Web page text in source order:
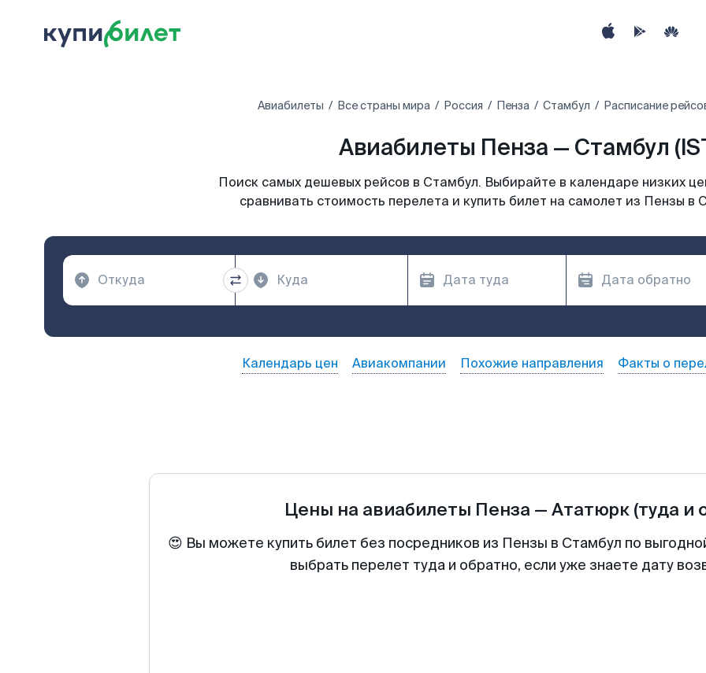
Авиабилеты Все страны мира Россия Пенза Стамбул Расписание
Авиабилеты Пенза — Стамбул
Поиск самых дешевых рейсов в Стамбул. Выбирайте в календаре низких
сравнивать стоимость перелета и купить билет на самолет из Пензы в
Календарь цен Авиакомпании Похожие направления Факты о
Цены на авиабилеты Пенза — Ататюрк (туда и
😍 Вы можете купить билет без посредников из Пензы в Стамбул по
выбрать перелет туда и обратно, если уже знаете дату